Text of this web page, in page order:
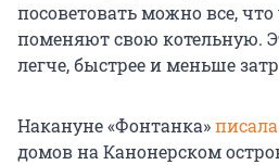
посоветовать можно все,
поменяют свою котельную.
легче, быстрее и меньше
Накануне «Фонтанка»писала
домов на Канонерском